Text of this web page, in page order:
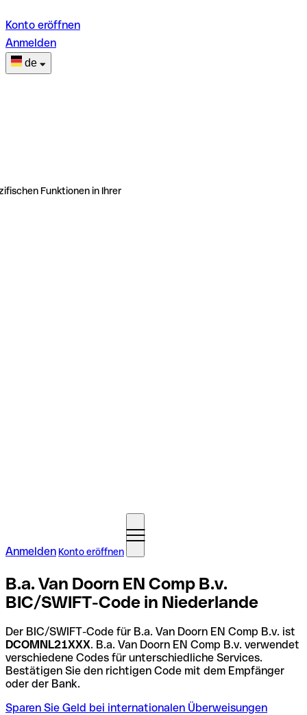
Konto eröffnen
Anmelden
de
Funktionen in Ihrer
Anmelden Konto eröffnen
B.a. Van Doorn EN Comp B.v.
BIC/SWIFT-Code in Niederlande
Der BIC/SWIFT-Code für B.a. Van Doorn EN Comp B.v. ist
DCOMNL21XXX. B.a. Van Doorn EN Comp B.v. verwendet
verschiedene Codes für unterschiedliche Services.
Bestätigen Sie den richtigen Code mit dem Empfänger
oder der Bank.
Sparen Sie Geld bei internationalen Überweisungen